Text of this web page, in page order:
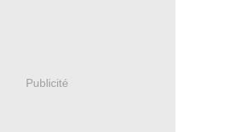
Publicité